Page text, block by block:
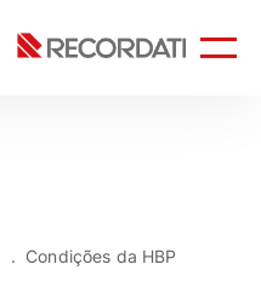
Condições da HBP